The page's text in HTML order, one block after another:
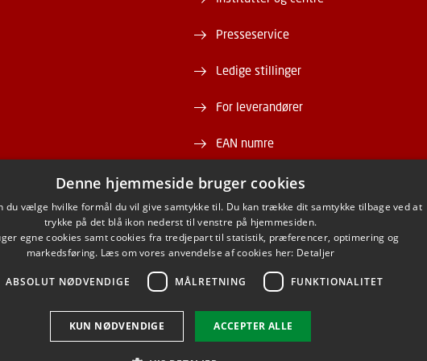
Presseservice
Ledige stillinger
For leverandører
EAN numre
Webshop
DTU Serviceportal
Denne hjemmeside bruger cookies
du vælge hvilke formål du vil give samtykke til. Du kan trække dit samtykke tilbage ved at
trykke på det blå ikon nederst til venstre på hjemmesiden.
egne cookies samt cookies fra tredjepart til statistik, præferencer, optimering og
markedsføring. Læs om vores anvendelse af cookies her: Detaljer
ABSOLUT NØDVENDIGE MÅLRETNING FUNKTIONALITET
ACCEPTER ALLE
KUN NØDVENDIGE